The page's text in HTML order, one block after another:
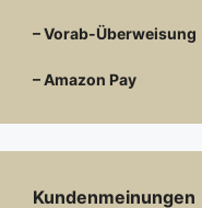
– Vorab-Überweisung
– Amazon Pay
Kundenmeinungen